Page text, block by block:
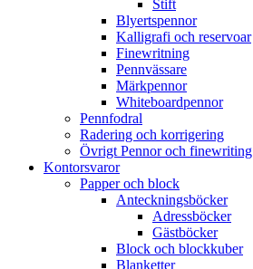
Stift
Blyertspennor
Kalligrafi och reservoar
Finewritning
Pennvässare
Märkpennor
Whiteboardpennor
Pennfodral
Radering och korrigering
Övrigt Pennor och finewriting
Kontorsvaror
Papper och block
Anteckningsböcker
Adressböcker
Gästböcker
Block och blockkuber
Blanketter